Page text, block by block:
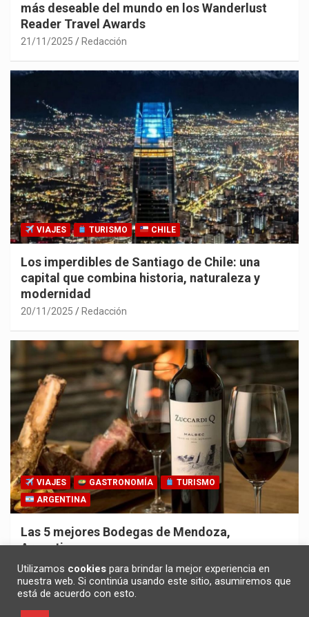
más deseable del mundo en los Wanderlust
Reader Travel Awards
21/11/2025 Redacción
VIAJES TURISMO CHILE
Los imperdibles de Santiago de Chile: una
capital que combina historia, naturaleza y
modernidad
20/11/2025 Redacción
VIAJES GASTRONOMÍA
TURISMO
ARGENTINA
Las 5 mejores Bodegas de Mendoza,
Argentina
30/10/2025 Redacción
Utilizamos cookies para brindar la mejor experiencia en
nuestra web. Si continúa usando este sitio, asumiremos que
está de acuerdo con esto.